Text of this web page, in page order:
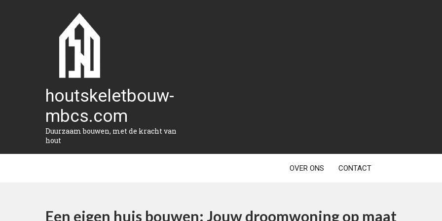
houtskeletbouw-
mbcs.com
Duurzaam bouwen, met de kracht van
hout
OVER ONS CONTACT
Een eigen huis bouwen: Jouw droomwoning op maat